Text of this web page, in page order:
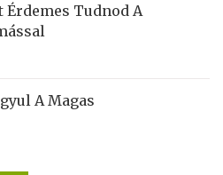
Tudnod A
A Magas